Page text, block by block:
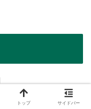
トップ サイドバー